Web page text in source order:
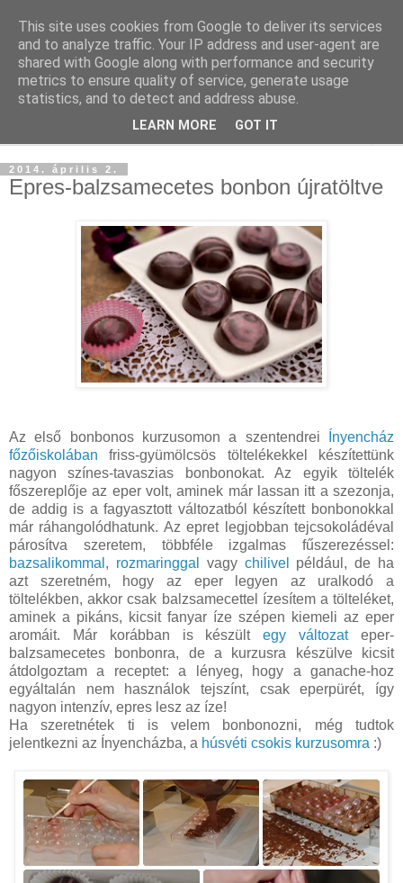
2014. április 2.
Epres-balzsamecetes bonbon újratöltve
Az első bonbonos kurzusomon a szentendrei
Ínyencház
főzőiskolában friss-gyümölcsös töltelékekkel készítettünk
nagyon színes-tavaszias bonbonokat. Az egyik töltelék
főszereplője az eper volt, aminek már lassan itt a szezonja,
de addig is a fagyasztott változatból készített bonbonokkal
már ráhangolódhatunk. Az epret legjobban tejcsokoládéval
párosítva szeretem, többféle izgalmas fűszerezéssel:
bazsalikommal , rozmaringgal vagy chilivel
például, de ha
azt szeretném, hogy az eper legyen az uralkodó a
töltelékben, akkor csak balzsamecettel ízesítem a tölteléket,
aminek a pikáns, kicsit fanyar íze szépen kiemeli az eper
aromáit. Már korábban is készültegy változateper-
balzsamecetes bonbonra, de a kurzusra készülve kicsit
átdolgoztam a receptet: a lényeg, hogy a ganache-hoz
egyáltalán nem használok tejszínt, csak eperpürét, így
nagyon intenzív, epres lesz az íze!
Ha szeretnétek ti is velem bonbonozni, még tudtok
jelentkezni az Ínyencházba, a húsvéti csokis kurzusomra :)
This site uses cookies from Google to deliver its services
and to analyze traffic. Your IP address and user-agent are
shared with Google along with performance and security
metrics to ensure quality of service, generate usage
statistics, and to detect and address abuse.
LEARN MORE GOT IT